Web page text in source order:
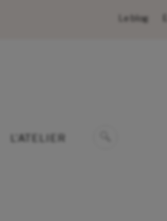
Le blog
L’ATELIER